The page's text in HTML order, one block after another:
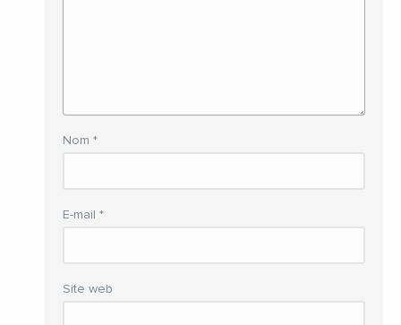
Nom *
E-mail *
Site web